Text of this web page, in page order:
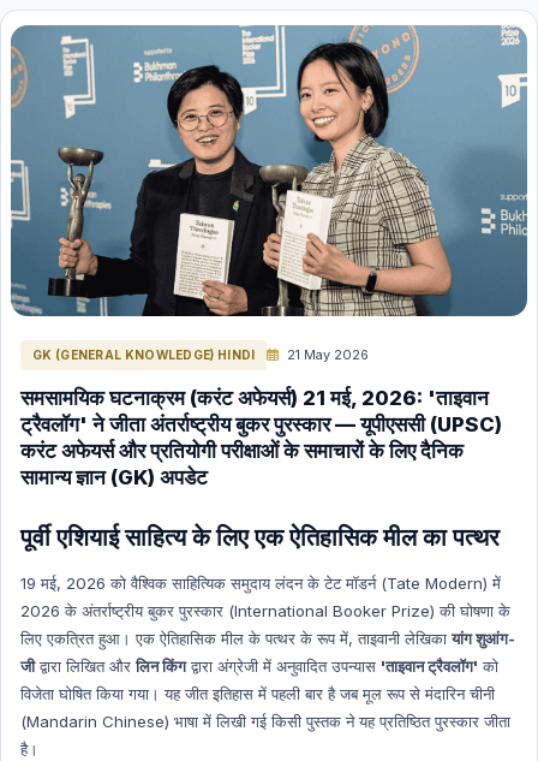
MP GK
Science & Technology
Polity Hindi
Space (Nasa, Isro etc) Hindi
Space (Nasa, Isro etc) English
The Hindu Editorial in English
INTERNATION RELATIONS HINDI
ENERGY HINDI
ENERGY ENGLISH
GK (General Knowledge) Hindi
GK (General Knowledge) English
International Current Affairs (Hindi)
INDIAN ECONOMY HINDI
Science & Technology Hindi
Environment and Biodiversity Hindi
Global Index
Global Index Hindi
Government Scheme
GK (GENERAL KNOWLEDGE) HINDI 21 May 2026
समसामयिक घटनाक्रम (करंट अफेयर्स) 21 मई, 2026: 'ताइवान
ट्रैवलॉग' ने जीता अंतर्राष्ट्रीय बुकर पुरस्कार — यूपीएससी (UPSC)
करंट अफेयर्स और प्रतियोगी परीक्षाओं के समाचारों के लिए दैनिक
सामान्य ज्ञान (GK) अपडेट
पूर्वी एशियाई साहित्य के लिए एक ऐतिहासिक मील का पत्थर
19 मई, 2026 को वैश्विक साहित्यिक समुदाय लंदन के टेट मॉडर्न (Tate Modern) में
2026 के अंतर्राष्ट्रीय बुकर पुरस्कार (International Booker Prize) की घोषणा के
लिए एकत्रित हुआ। एक ऐतिहासिक मील के पत्थर के रूप में, ताइवानी लेखिकायांग शुआंग-
जीद्वारा लिखित औरलिन किंगद्वारा अंग्रेजी में अनुवादित उपन्यास 'ताइवान ट्रैवलॉग' को
विजेता घोषित किया गया। यह जीत इतिहास में पहली बार है जब मूल रूप से मंदारिन चीनी
(Mandarin Chinese) भाषा में लिखी गई किसी पुस्तक ने यह प्रतिष्ठित पुरस्कार जीता
है।